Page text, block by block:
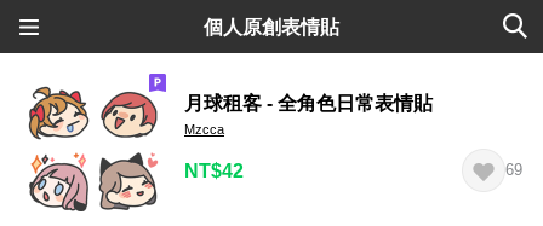
個人原創表情貼
月球租客 - 全角色日常表情貼
Mzcca
NT$42 69